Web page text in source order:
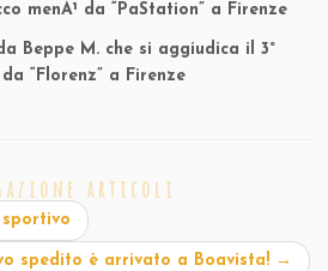
menÃ¹ da “PaStation” a Firenze
Beppe M. che si aggiudica il 3°
“Florenz” a Firenze
articoli
spedito è arrivato a Boavista! →